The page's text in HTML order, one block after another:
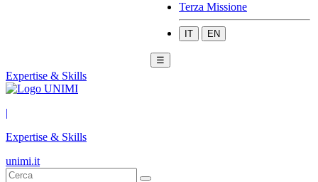
Terza Missione
IT EN
☰
Expertise & Skills
|
Expertise & Skills
unimi.it